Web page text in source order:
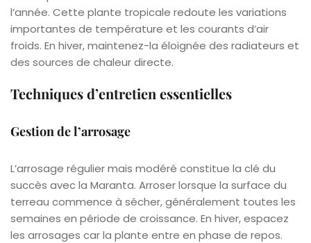
l’année. Cette plante tropicale redoute les variations
importantes de température et les courants d’air
froids. En hiver, maintenez-la éloignée des radiateurs et
des sources de chaleur directe.
Techniques d’entretien essentielles
Gestion de l’arrosage
L’arrosage régulier mais modéré constitue la clé du
succès avec la Maranta. Arroser lorsque la surface du
terreau commence à sécher, généralement toutes les
semaines en période de croissance. En hiver, espacez
les arrosages car la plante entre en phase de repos.